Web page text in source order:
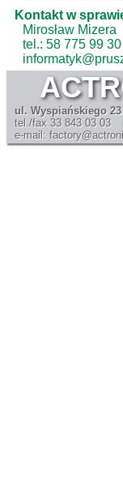
Kontakt w
Mirosław Mizera
tel.: 58 775 99 30
ul. Wyspiańskiego 23
tel./fax 33 843 03 03
e-mail: